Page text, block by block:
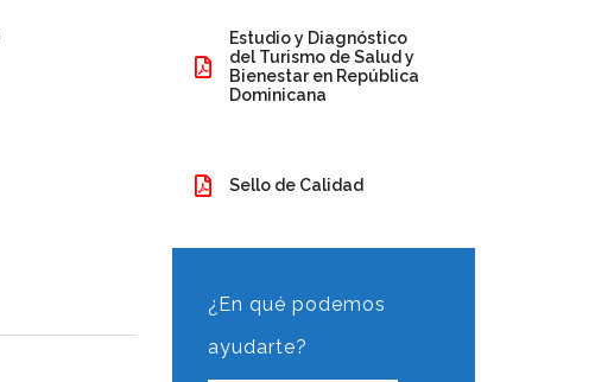
Estudio y Diagnóstico
del Turismo de Salud y
Bienestar en República
Dominicana
Sello de Calidad
¿En qué podemos
ayudarte?